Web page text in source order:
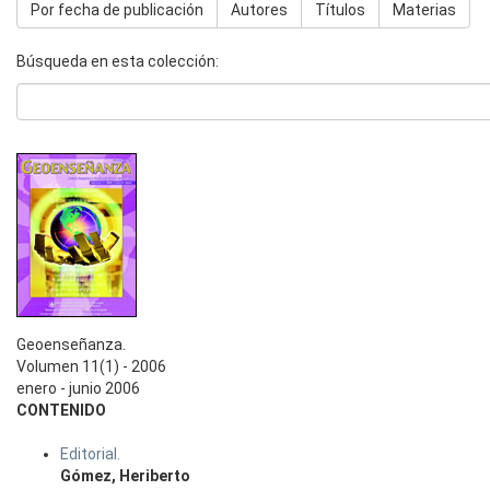
Por fecha de publicación Autores Títulos Materias
Búsqueda en esta colección:
Geoenseñanza.
Volumen 11(1) - 2006
enero - junio 2006
CONTENIDO
Editorial.
Gómez, Heriberto